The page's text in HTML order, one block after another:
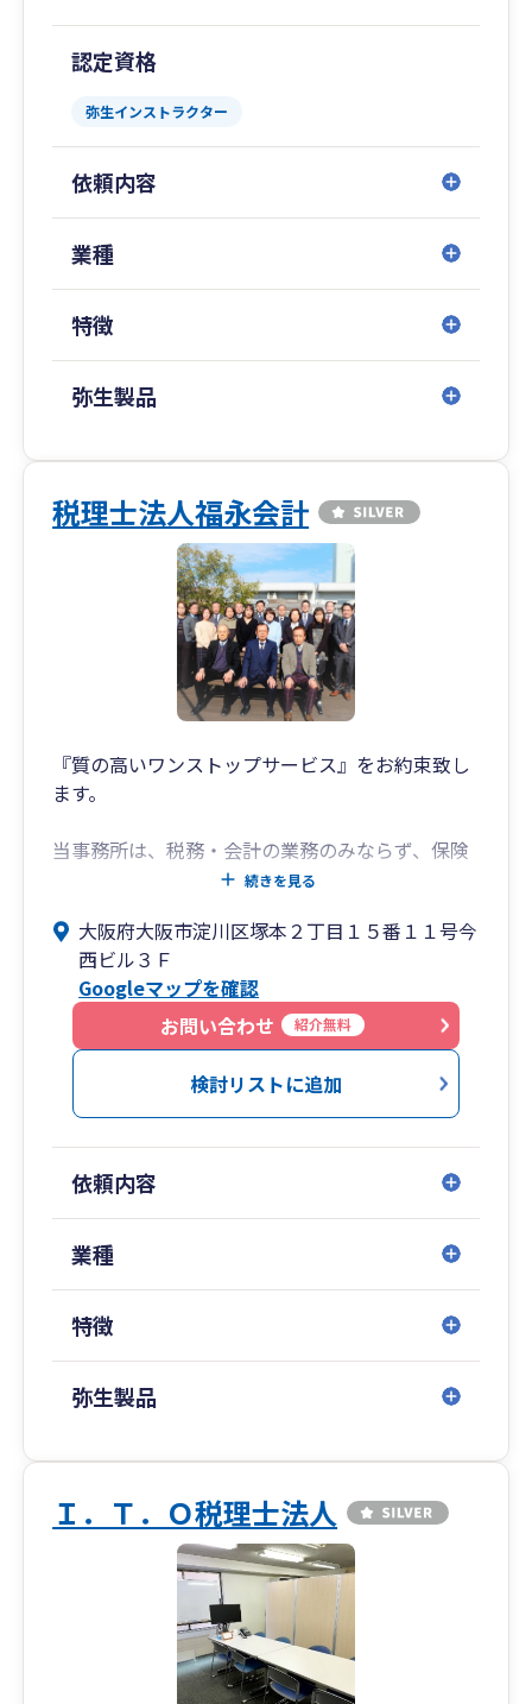
お届けすることにあります。他の専門家からの関
与変更も多く、新たに弊法人で関与を開始した概
ね100％のお客様にご満足をいただいておりま
す。
認定資格
弥生インストラクター
依頼内容
業種
特徴
弥生製品
税理士法人福永会計
『質の高いワンストップサービス』をお約束致し
ます。
当事務所は、税務・会計の業務のみならず、保険
の見直しや経理・総務部門のアウトソーシングな
ております。
経営者・個人事業主様の抱える様々な問題を解決
します。
これまで約15年で、
延べ3,000社のお客様の税務顧問を担当し、
様々なアドバイスを行って参りました。
ほとんどが業界経験10年以上のベテランスタッ
フ。
より信頼性の高い決算書等を
お客様に提供させていただいております。
続きを見る
大阪府大阪市淀川区塚本２丁目１５番１１号今
西ビル３Ｆ
Googleマップを確認
お問い合わせ
紹介無料
検討リストに追加
依頼内容
業種
特徴
弥生製品
Ｉ．Ｔ．Ｏ税理士法人